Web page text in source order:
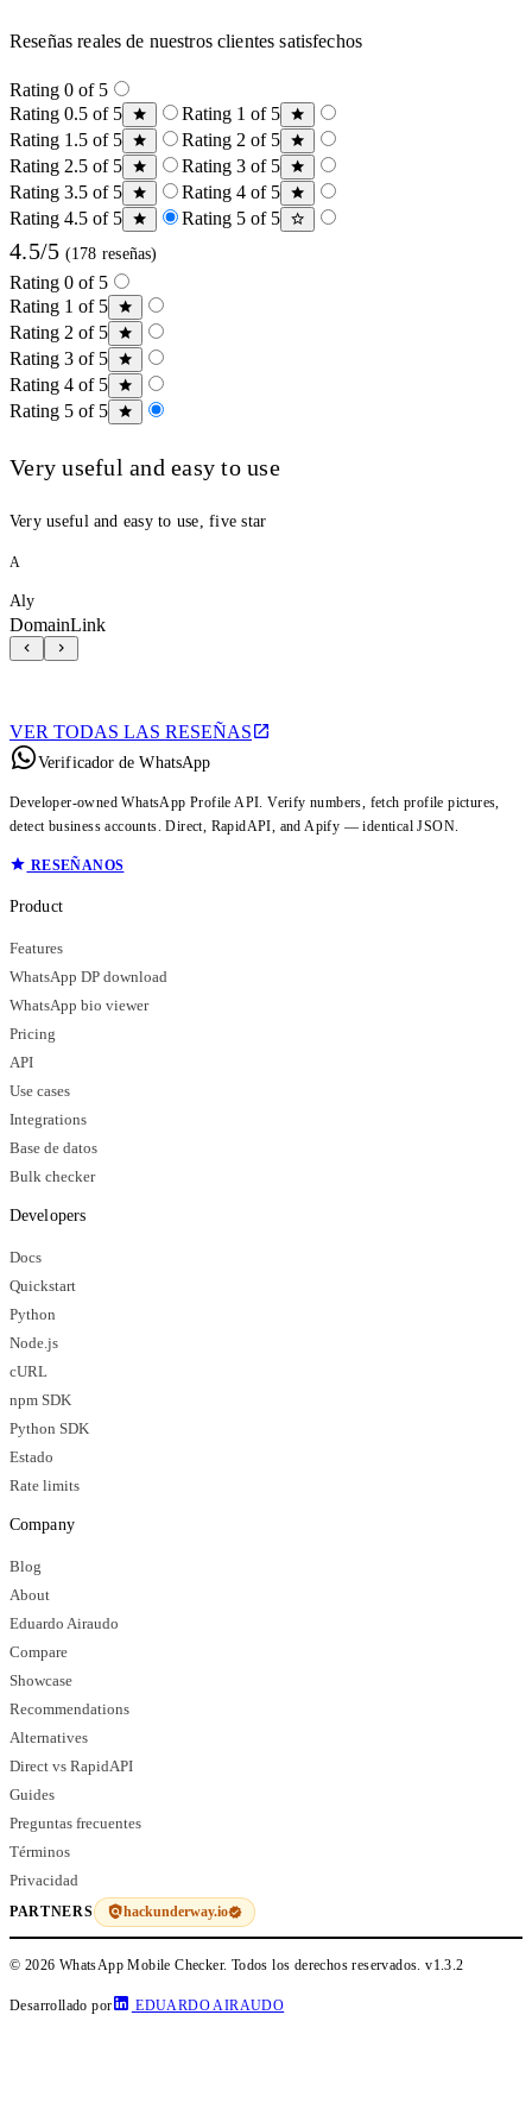
Reseñas reales de nuestros clientes satisfechos
Rating 0 of 5
Rating 0.5 of 5
Rating 1 of 5
Rating 1.5 of 5
Rating 2 of 5
Rating 2.5 of 5
Rating 3 of 5
Rating 3.5 of 5
Rating 4 of 5
Rating 4.5 of 5
Rating 5 of 5
4.5/5 (178 reseñas)
Rating 0 of 5
Rating 1 of 5
Rating 2 of 5
Rating 3 of 5
Rating 4 of 5
Rating 5 of 5
Very useful and easy to use
Very useful and easy to use, five star
A
Aly
DomainLink
VER TODAS LAS RESEÑAS
Verificador de WhatsApp
Developer-owned WhatsApp Profile API. Verify numbers, fetch profile pictures,
detect business accounts. Direct, RapidAPI, and Apify — identical JSON.
RESEÑANOS
Product
Features
WhatsApp DP download
WhatsApp bio viewer
Pricing
API
Use cases
Integrations
Base de datos
Bulk checker
Developers
Docs
Quickstart
Python
Node.js
cURL
npm SDK
Python SDK
Estado
Rate limits
Company
Blog
About
Eduardo Airaudo
Compare
Showcase
Recommendations
Alternatives
Direct vs RapidAPI
Guides
Preguntas frecuentes
Términos
Privacidad
PARTNERS hackunderway.io
© 2026 WhatsApp Mobile Checker. Todos los derechos reservados.v1.3.2
Desarrollado por EDUARDO AIRAUDO